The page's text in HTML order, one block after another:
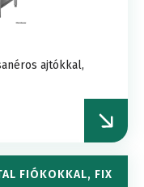
ajtókkal,
FIÓKOKKAL, FIX